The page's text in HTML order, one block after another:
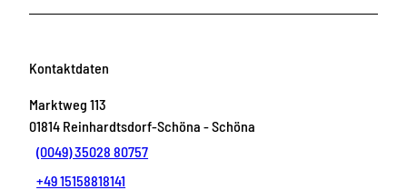
Kontaktdaten
Marktweg 113
01814 Reinhardtsdorf-Schöna - Schöna
(0049) 35028 80757
+49 15158818141